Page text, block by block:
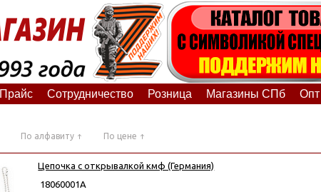
Прайс Сотрудничество Розница Магазины СПб Опт
По алфавиту По цене
Цепочка с открывалкой кмф (Германия)
18060001А